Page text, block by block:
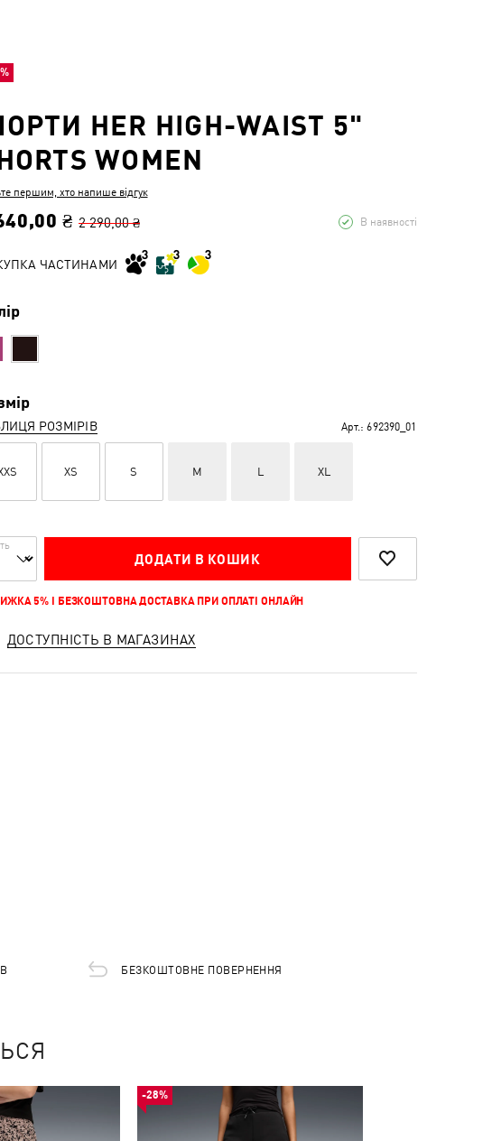
HER HIGH-WAIST 5"
WOMEN
першим, хто напише відгук
₴ 2 290,00 ₴ В наявності
ЧАСТИНАМИ
РОЗМІРІВ Арт.: 692390_01
XS S M L XL
ДОДАТИ В КОШИК
5% І БЕЗКОШТОВНА ДОСТАВКА ПРИ ОПЛАТІ ОНЛАЙН
ДОСТУПНІСТЬ В МАГАЗИНАХ
БЕЗКОШТОВНЕ ПОВЕРНЕННЯ
-28%